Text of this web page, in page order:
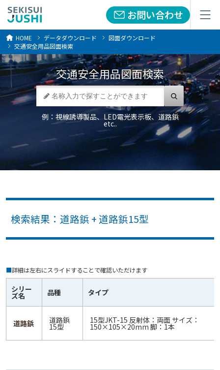
お問い合わせ
メニュー お問い合わせ
メニュー
HOME データダウンロード
図面ダウンロード
交通安全用品図面検索
交通安全用品図面検索
例：視線誘導製品、LED電光表示板、道路鋲
etc..
検索結果：道路鋲 + 道路鋲15型
■詳細は左右にスライドすることで確認いただけます
シリー
ズ名 品種 タイプ
道路鋲 道路鋲
15型
15型JKT-15 反射体：両面 サイズ：
150×105×20mm 脚：1本